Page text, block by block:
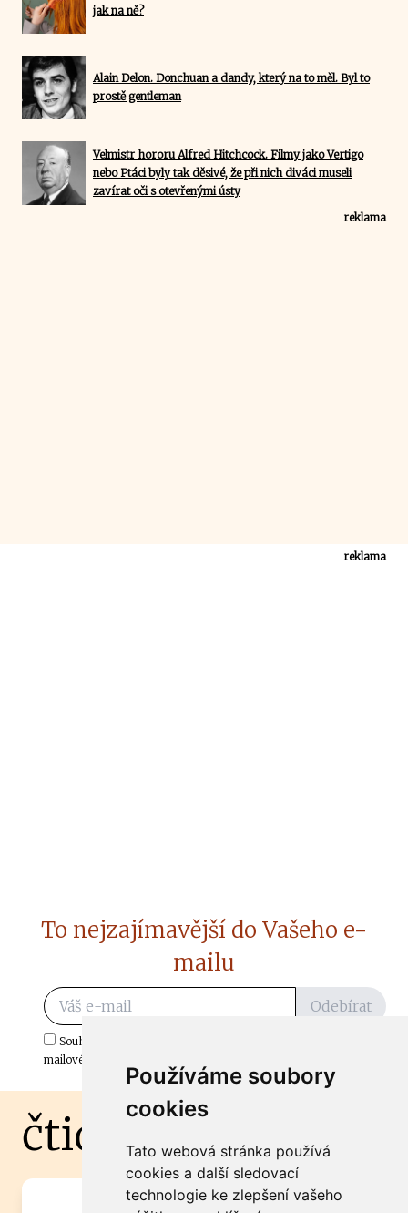
Používáme soubory
cookies
Tato webová stránka používá
cookies a další sledovací
technologie ke zlepšení vašeho
jak na ně?
Alain Delon. Donchuan a dandy, který na to měl. Byl to
prostě gentleman
Velmistr hororu Alfred Hitchcock. Filmy jako Vertigo
nebo Ptáci byly tak děsivé, že při nich diváci museli
zavírat oči s otevřenými ústy
reklama
reklama
To nejzajímavější do Vašeho e-
mailu
Odebírat
Souhlasím s odběrem důležitých zpráv ze ČtiDoma.cz do mé e-
mailové schránky.
čtidoma.cz